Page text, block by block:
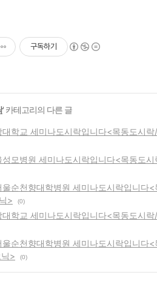
구독하기
' 카테고리의 다른 글
학교 세미나도시락입니다<목동도시
모병원 세미나도시락입니다<목동도
순천향대학병원 세미나도시락입니다
>
(0)
학교 세미나도시락입니다<목동도시
순천향대학병원 세미나도시락입니다
>
(0)